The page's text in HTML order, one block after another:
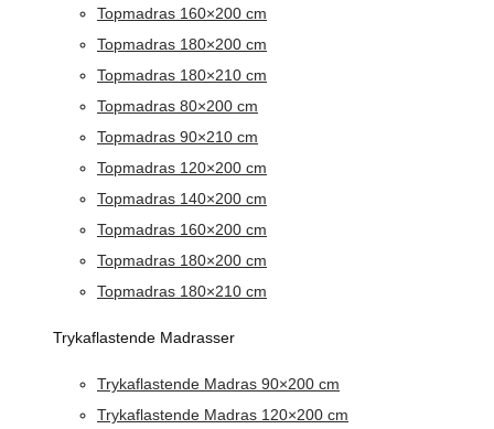
Topmadras 160×200 cm
Topmadras 180×200 cm
Topmadras 180×210 cm
Topmadras 80×200 cm
Topmadras 90×210 cm
Topmadras 120×200 cm
Topmadras 140×200 cm
Topmadras 160×200 cm
Topmadras 180×200 cm
Topmadras 180×210 cm
Trykaflastende Madrasser
Trykaflastende Madras 90×200 cm
Trykaflastende Madras 120×200 cm